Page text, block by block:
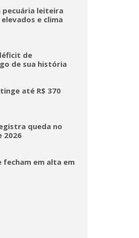
pecuária leiteira
e clima
de
de sua história
até R$ 370
queda no
2026
fecham em alta em